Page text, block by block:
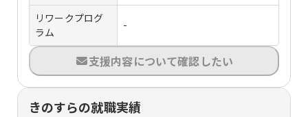
リワークプログ
ラム
-
支援内容について確認したい
きのすらの就職実績